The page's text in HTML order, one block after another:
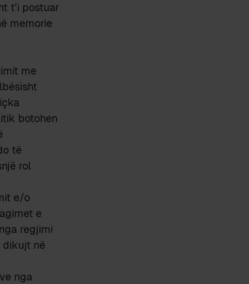
t’i postuar
memorie
me
botohen
të
rol
e/o
e
regjimi
dikujt në
nga